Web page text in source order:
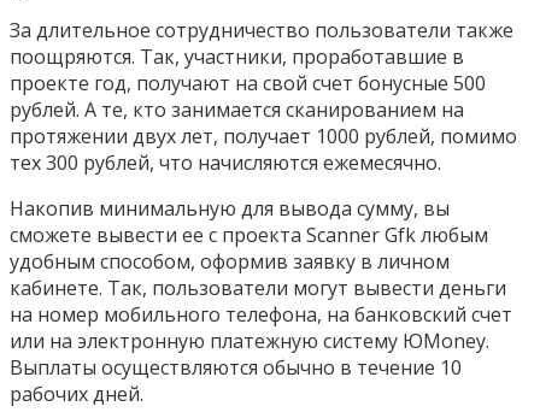
За длительное сотрудничество пользователи также
поощряются. Так, участники, проработавшие в
проекте год, получают на свой счет бонусные 500
рублей. А те, кто занимается сканированием на
протяжении двух лет, получает 1000 рублей, помимо
тех 300 рублей, что начисляются ежемесячно.
Накопив минимальную для вывода сумму, вы
сможете вывести ее с проекта Scanner Gfk любым
удобным способом, оформив заявку в личном
кабинете. Так, пользователи могут вывести деньги
на номер мобильного телефона, на банковский счет
или на электронную платежную систему ЮMoney.
Выплаты осуществляются обычно в течение 10
рабочих дней.